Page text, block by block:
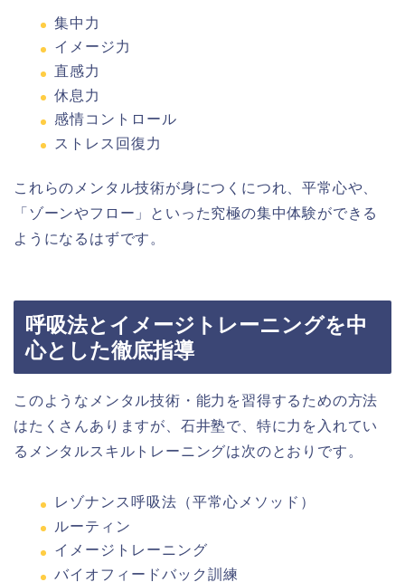
集中力
イメージ力
直感力
休息力
感情コントロール
ストレス回復力
これらのメンタル技術が身につくにつれ、平常心や、
「ゾーンやフロー」といった究極の集中体験ができる
ようになるはずです。
呼吸法とイメージトレーニングを中
心とした徹底指導
このようなメンタル技術・能力を習得するための方法
はたくさんありますが、石井塾で、特に力を入れてい
るメンタルスキルトレーニングは次のとおりです。
レゾナンス呼吸法（平常心メソッド）
ルーティン
イメージトレーニング
バイオフィードバック訓練